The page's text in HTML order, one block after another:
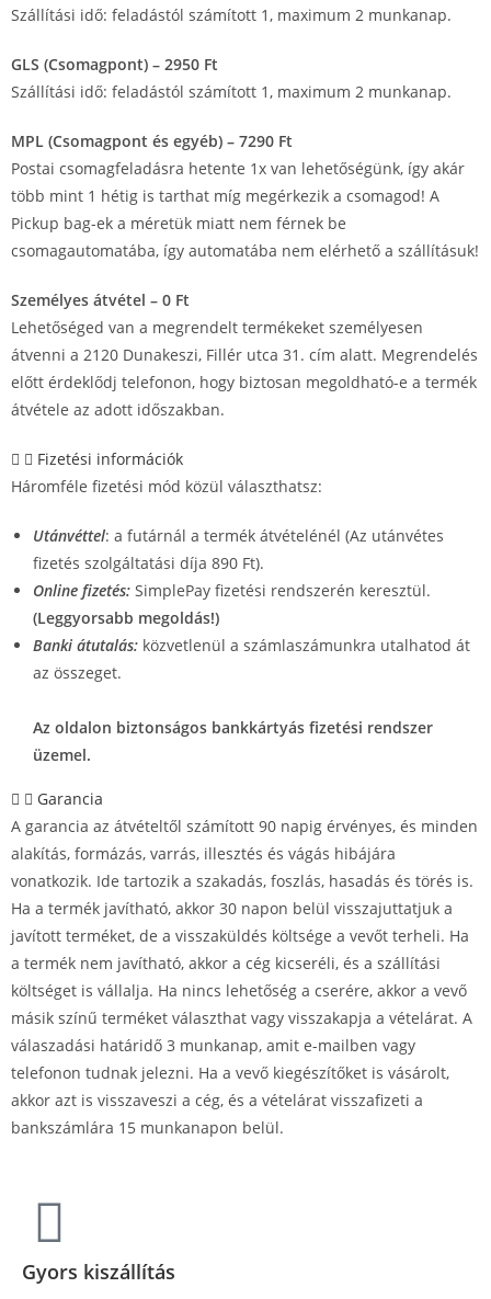
Szállítási idő: feladástól számított 1, maximum 2 munkanap.
GLS (Csomagpont) – 2950 Ft
Szállítási idő: feladástól számított 1, maximum 2 munkanap.
MPL (Csomagpont és egyéb) – 7290 Ft
Postai csomagfeladásra hetente 1x van lehetőségünk, így akár
több mint 1 hétig is tarthat míg megérkezik a csomagod! A
Pickup bag-ek a méretük miatt nem férnek be
csomagautomatába, így automatába nem elérhető a szállításuk!
Személyes átvétel – 0 Ft
Lehetőséged van a megrendelt termékeket személyesen
átvenni a 2120 Dunakeszi, Fillér utca 31. cím alatt. Megrendelés
előtt érdeklődj telefonon, hogy biztosan megoldható-e a termék
átvétele az adott időszakban.
Fizetési információk
Háromféle fizetési mód közül választhatsz:
Utánvéttel: a futárnál a termék átvételénél (Az utánvétes
fizetés szolgáltatási díja 890 Ft).
Online fizetés: SimplePay fizetési rendszerén keresztül.
(Leggyorsabb megoldás!)
Banki átutalás: közvetlenül a számlaszámunkra utalhatod át
az összeget.
Az oldalon biztonságos bankkártyás fizetési rendszer
üzemel.
Garancia
A garancia az átvételtől számított 90 napig érvényes, és minden
alakítás, formázás, varrás, illesztés és vágás hibájára
vonatkozik. Ide tartozik a szakadás, foszlás, hasadás és törés is.
Ha a termék javítható, akkor 30 napon belül visszajuttatjuk a
javított terméket, de a visszaküldés költsége a vevőt terheli. Ha
a termék nem javítható, akkor a cég kicseréli, és a szállítási
költséget is vállalja. Ha nincs lehetőség a cserére, akkor a vevő
másik színű terméket választhat vagy visszakapja a vételárat. A
válaszadási határidő 3 munkanap, amit e-mailben vagy
telefonon tudnak jelezni. Ha a vevő kiegészítőket is vásárolt,
akkor azt is visszaveszi a cég, és a vételárat visszafizeti a
bankszámlára 15 munkanapon belül.
Gyors kiszállítás